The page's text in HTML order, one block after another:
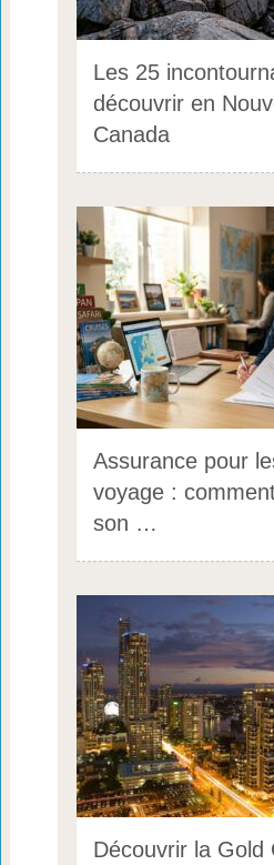
Les 25
découvrir en
Canada
Assurance pour
voyage :
son …
Découvrir la Gold